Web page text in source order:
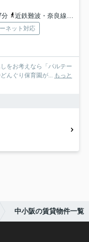
分
近鉄難波・奈良線「河内小阪」駅 徒歩17分
ネット対応
をお考えなら「パルテー
んぐり保育園が... もっと
中小阪の賃貸物件一覧